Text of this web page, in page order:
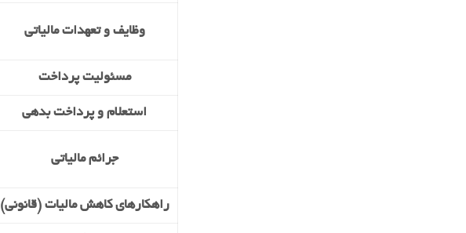
وظایف و تعهدات مالیاتی
مسئولیت پرداخت
استعلام و پرداخت بدهی
جرائم مالیاتی
راهکارهای کاهش مالیات (قانونی)